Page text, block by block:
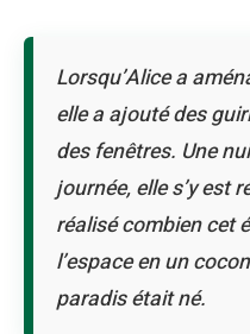
Lorsqu’Alice a
elle a ajouté des
des fenêtres. Une
journée, elle s’y est
réalisé combien cet
l’espace en un
paradis était né.